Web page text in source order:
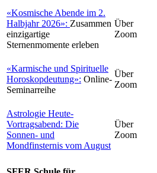
«Kosmische Abende im 2.
Halbjahr 2026»: Zusammen
einzigartige
Sternenmomente erleben
Über
Zoom
«Karmische und Spirituelle
Horoskopdeutung»: Online-
Seminarreihe
Über
Zoom
Astrologie Heute-
Vortragsabend: Die
Sonnen- und
Mondfinsternis vom August
Über
Zoom